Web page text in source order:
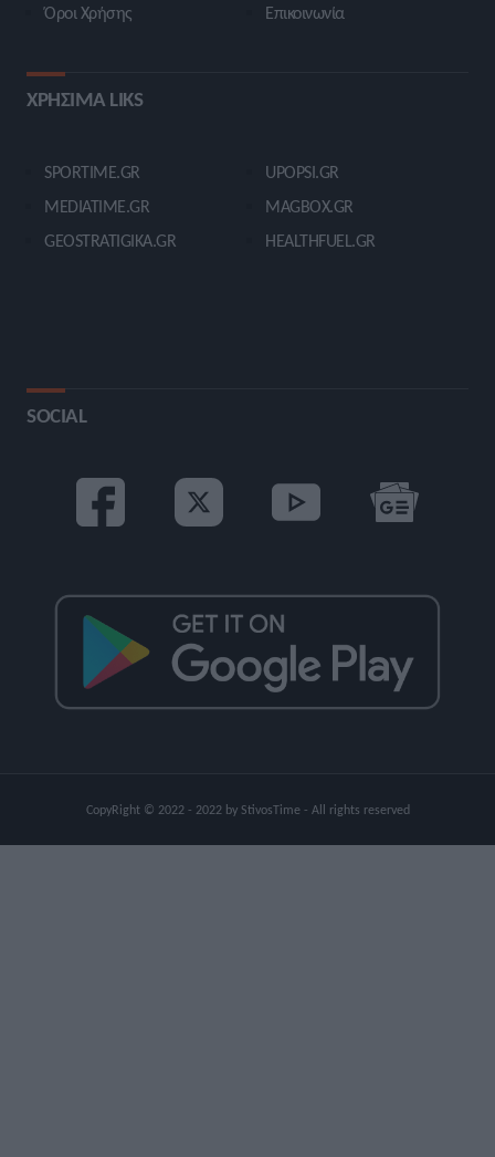
Όροι Χρήσης
Επικοινωνία
ΧΡΗΣΙΜΑ LIKS
SPORTIME.GR
MEDIATIME.GR
GEOSTRATIGIKA.GR
UPOPSI.GR
MAGBOX.GR
HEALTHFUEL.GR
SOCIAL
CopyRight © 2022 - 2022 by StivosTime - All rights reserved